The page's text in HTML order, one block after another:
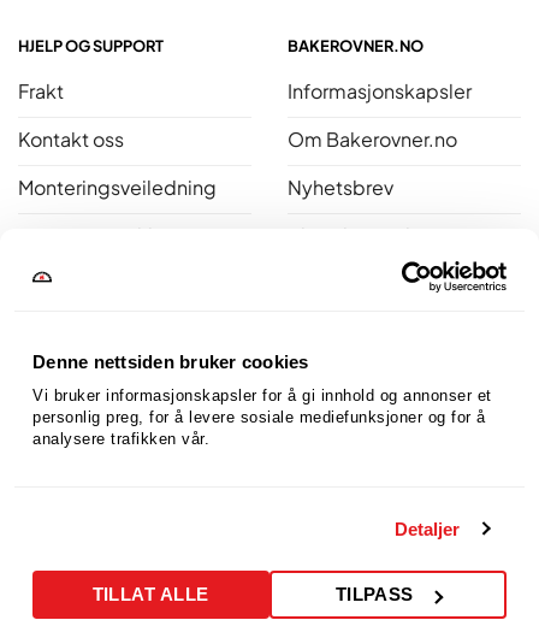
Denne nettsiden bruker cookies
Vi bruker informasjonskapsler for å gi innhold og annonser et
personlig preg, for å levere sosiale mediefunksjoner og for å
analysere trafikken vår.
Detaljer
TILLAT ALLE TILPASS
HJELP OG SUPPORT
Frakt
Kontakt oss
Monteringsveiledning
Personvernerklæring
Salgsbetingelser
BAKEROVNER.NO
Informasjonskapsler
Om Bakerovner.no
Nyhetsbrev
Bli ambassadør